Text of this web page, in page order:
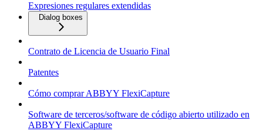
Expresiones regulares extendidas
Dialog boxes
Contrato de Licencia de Usuario Final
Patentes
Cómo comprar ABBYY FlexiCapture
Software de terceros/software de código abierto utilizado en
ABBYY FlexiCapture